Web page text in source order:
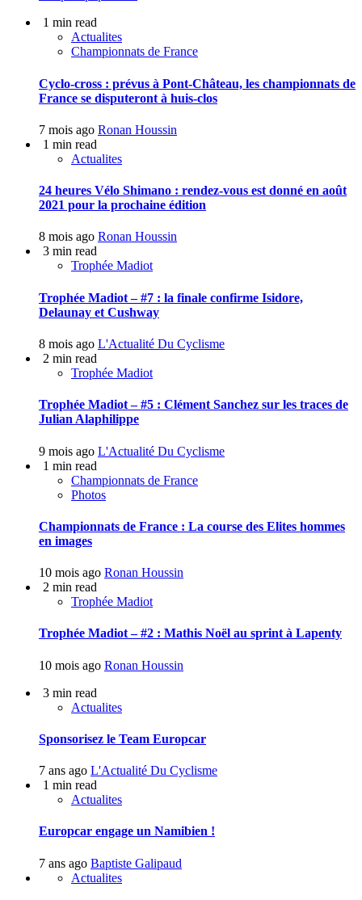
1 min read
Actualites
Championnats de France
Cyclo-cross : prévus à Pont-Château, les championnats de
France se disputeront à huis-clos
7 mois ago Ronan Houssin
1 min read
Actualites
24 heures Vélo Shimano : rendez-vous est donné en août
2021 pour la prochaine édition
8 mois ago Ronan Houssin
3 min read
Trophée Madiot
Trophée Madiot – #7 : la finale confirme Isidore,
Delaunay et Cushway
8 mois ago L'Actualité Du Cyclisme
2 min read
Trophée Madiot
Trophée Madiot – #5 : Clément Sanchez sur les traces de
Julian Alaphilippe
9 mois ago L'Actualité Du Cyclisme
1 min read
Championnats de France
Photos
Championnats de France : La course des Elites hommes
en images
10 mois ago Ronan Houssin
2 min read
Trophée Madiot
Trophée Madiot – #2 : Mathis Noël au sprint à Lapenty
10 mois ago Ronan Houssin
3 min read
Actualites
Sponsorisez le Team Europcar
7 ans ago L'Actualité Du Cyclisme
1 min read
Actualites
Europcar engage un Namibien !
7 ans ago Baptiste Galipaud
Actualites